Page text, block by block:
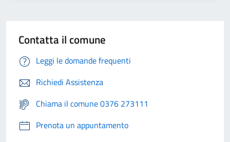
Contatta il comune
Leggi le domande frequenti
Richiedi Assistenza
Chiama il comune 0376 273111
Prenota un appuntamento